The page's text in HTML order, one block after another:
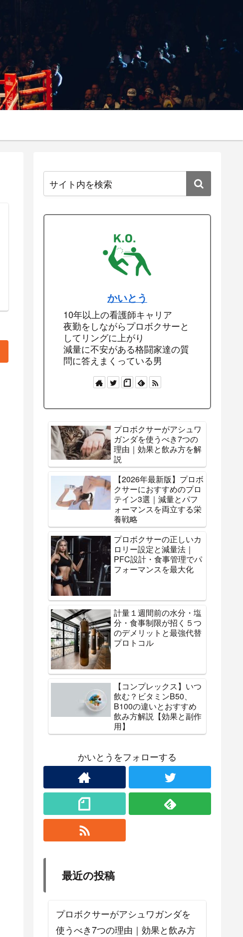
かいとう
10年以上の看護師キャリア
夜勤をしながらプロボクサーと
してリングに上がり
減量に不安がある格闘家達の質
問に答えまくっている男
プロボクサーがアシュワ
ガンダを使うべき7つの
理由｜効果と飲み方を解
説
【2026年最新版】プロボ
クサーにおすすめのプロ
テイン3選｜減量とパフ
ォーマンスを両立する栄
養戦略
プロボクサーの正しいカ
ロリー設定と減量法｜
PFC設計・食事管理でパ
フォーマンスを最大化
計量１週間前の水分・塩
分・食事制限が招く５つ
のデメリットと最強代替
プロトコル
【コンプレックス】いつ
飲む？ビタミンB50、
B100の違いとおすすめ
飲み方解説【効果と副作
用】
かいとうをフォローする
最近の投稿
プロボクサーがアシュワガンダを
使うべき7つの理由｜効果と飲み方